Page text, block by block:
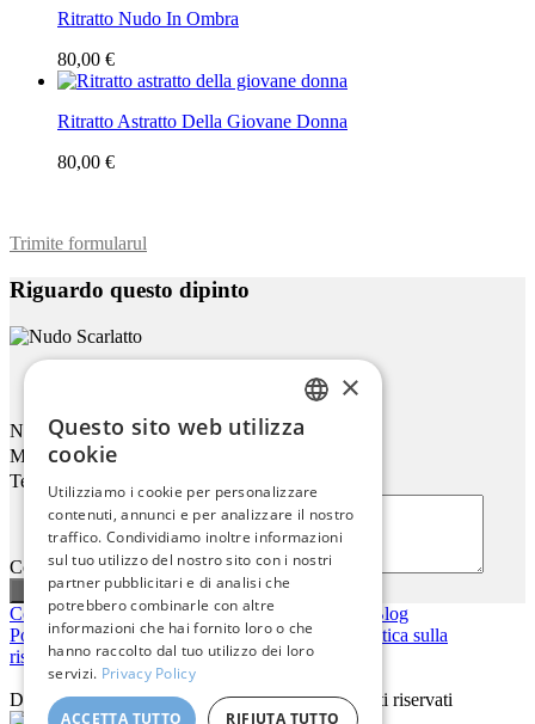
Ritratto Nudo In Ombra
80,00 €
Ritratto Astratto Della Giovane Donna
80,00 €
Trimite formularul
Riguardo questo dipinto
Nudo Scarlatto
Nome
Mail
Telefono
Commenti o domande
Contattaci|Chi siamo|Qualità giclée
Blog
Politica di consegna|Politica di restituzione
Politica sulla
riservatezza
Diritto d'autore © 2026Pastel Brush- Tutti i diritti riservati
GERMAN
FRENCH
×
Questo sito web utilizza
cookie
Utilizziamo i cookie per personalizzare
contenuti, annunci e per analizzare il nostro
traffico. Condividiamo inoltre informazioni
sul tuo utilizzo del nostro sito con i nostri
partner pubblicitari e di analisi che
potrebbero combinarle con altre
informazioni che hai fornito loro o che
hanno raccolto dal tuo utilizzo dei loro
servizi. Privacy Policy
ACCETTA TUTTO RIFIUTA TUTTO